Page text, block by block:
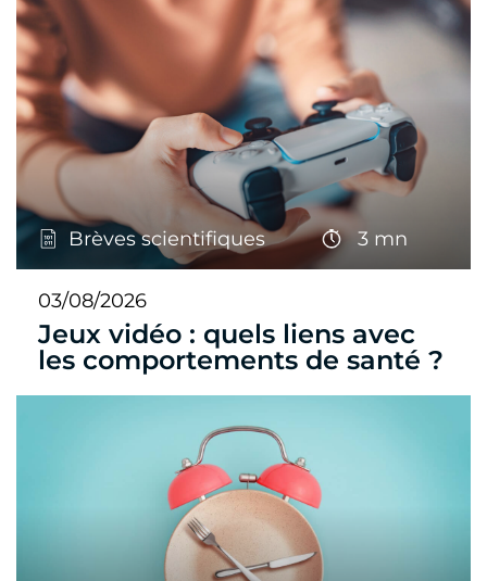
Brèves scientifiques 3 mn
03/08/2026
Jeux vidéo : quels liens avec
les comportements de santé ?